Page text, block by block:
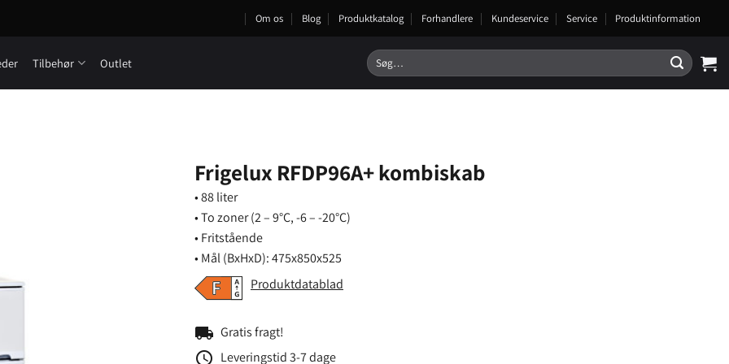
Om os Blog Produktkatalog Forhandlere Kundeservice Service Produktinformation
Tilbehør Outlet
Søg
efter:
Frigelux RFDP96A+ kombiskab
• 88 liter
• To zoner (2 – 9°C, -6 – -20°C)
• Fritstående
• Mål (BxHxD): 475x850x525
Produktdatablad
local_shipping Gratis fragt!
schedule Leveringstid 3-7 dage